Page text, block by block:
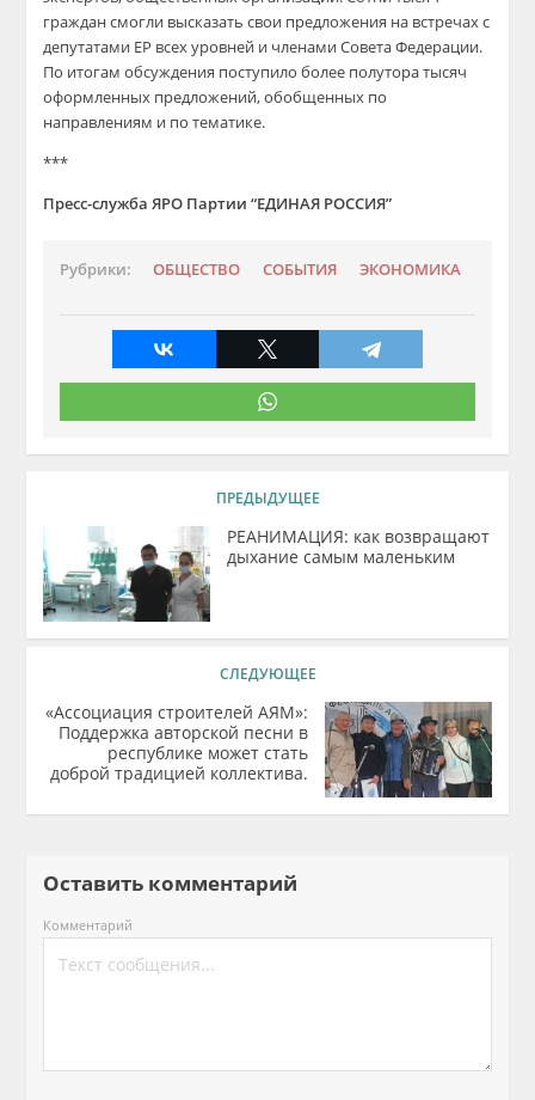
граждан смогли высказать свои предложения на встречах с
депутатами ЕР всех уровней и членами Совета Федерации.
По итогам обсуждения поступило более полутора тысяч
оформленных предложений, обобщенных по
направлениям и по тематике.
***
Пресс-служба ЯРО Партии “ЕДИНАЯ РОССИЯ”
Рубрики: ОБЩЕСТВО СОБЫТИЯ ЭКОНОМИКА
ПРЕДЫДУЩЕЕ
РЕАНИМАЦИЯ: как возвращают
дыхание самым маленьким
СЛЕДУЮЩЕЕ
«Ассоциация строителей АЯМ»:
Поддержка авторской песни в
республике может стать
доброй традицией коллектива.
Оставить комментарий
Комментарий